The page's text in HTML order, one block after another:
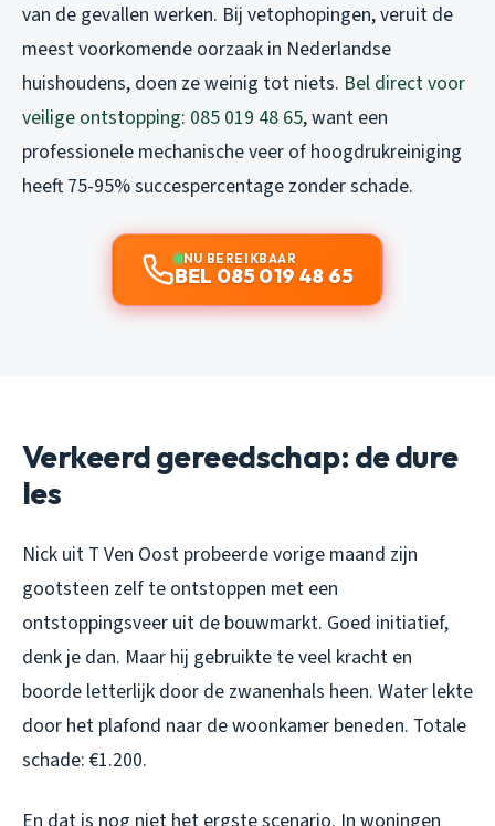
van de gevallen werken. Bij vetophopingen, veruit de
meest voorkomende oorzaak in Nederlandse
huishoudens, doen ze weinig tot niets. Bel direct voor
veilige ontstopping: 085 019 48 65, want een
professionele mechanische veer of hoogdrukreiniging
heeft 75-95% succespercentage zonder schade.
NU BEREIKBAAR
BEL 085 019 48 65
Verkeerd gereedschap: de dure
les
Nick uit T Ven Oost probeerde vorige maand zijn
gootsteen zelf te ontstoppen met een
ontstoppingsveer uit de bouwmarkt. Goed initiatief,
denk je dan. Maar hij gebruikte te veel kracht en
boorde letterlijk door de zwanenhals heen. Water lekte
door het plafond naar de woonkamer beneden. Totale
schade: €1.200.